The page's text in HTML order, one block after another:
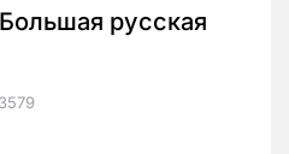
русская
3579